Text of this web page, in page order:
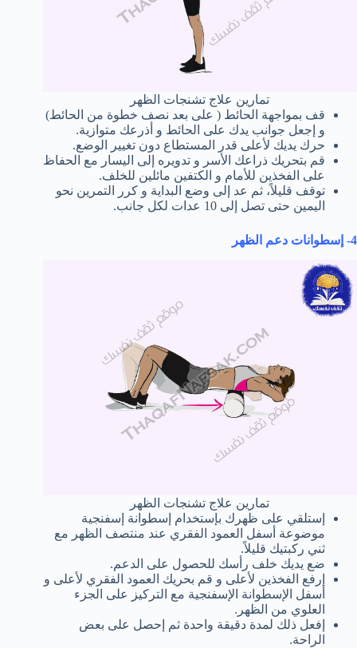
تمارين علاج تشنجات الظهر
قف بمواجهة الحائط ( على بعد نصف خطوة من الحائط)
و إجعل جوانب يدك على الحائط و أذرعك متوازية.
حرك يديك لأعلى قدر المستطاع دون تغيير الوضع.
قم بتحريك ذراعك الأسر و تدويره إلى اليسار مع الحفاظ
على الفخذين للأمام و الكتفين مائلين للخلف.
توقف قليلاً، ثم عد إلى وضع البداية و كرر التمرين نحو
اليمين حتى تصل إلى 10 عدات لكل جانب.
4- إسطوانات دعم الظهر
تمارين علاج تشنجات الظهر
إستلقي على ظهرك بإستخدام إسطوانة إسفنجية
موضوعة أسفل العمود الفقري عند منتصف الظهر مع
ثني ركبتيك قليلاً.
ضع يديك خلف رأسك للحصول على الدعم.
إرفع الفخذين لأعلى و قم بحريك العمود الفقري لأعلى و
أسفل الإسطوانة الإسفنجية مع التركيز على الجزء
العلوي من الظهر.
إفعل ذلك لمدة دقيقة واحدة ثم إحصل على بعض
الراحة.